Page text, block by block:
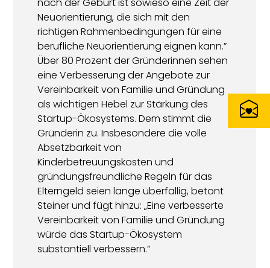
Neuorientierung, die sich mit den
richtigen Rahmenbedingungen für eine
berufliche Neuorientierung eignen kann.”
Über 80 Prozent der Gründerinnen sehen
eine Verbesserung der Angebote zur
Vereinbarkeit von Familie und Gründung
als wichtigen Hebel zur Stärkung des
Startup-Ökosystems. Dem stimmt die
Gründerin zu. Insbesondere die volle
Absetzbarkeit von
Kinderbetreuungskosten und
gründungsfreundliche Regeln für das
Elterngeld seien lange überfällig, betont
Steiner und fügt hinzu: „Eine verbesserte
Vereinbarkeit von Familie und Gründung
würde das Startup-Ökosystem
substantiell verbessern.”